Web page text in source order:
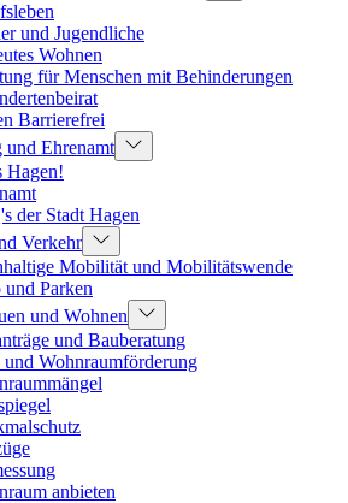
und Jugendliche
Wohnen
für Menschen mit Behinderungen
Barrierefrei
und Ehrenamt
Hagen!
der Stadt Hagen
Verkehr
Mobilität und Mobilitätswende
Parken
und Wohnen
und Bauberatung
und Wohnraumförderung
anbieten